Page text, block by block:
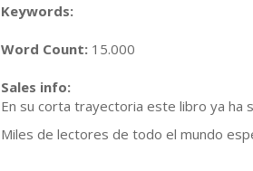
Keywords:
Word Count: 15.000
Sales info:
En su corta trayectoria este libro ya ha
Miles de lectores de todo el mundo